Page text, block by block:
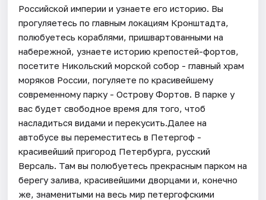
Российской империи и узнаете его историю. Вы
прогуляетесь по главным локациям Кронштадта,
полюбуетесь кораблями, пришвартованными на
набережной, узнаете историю крепостей-фортов,
посетите Никольский морской собор - главный храм
моряков России, погуляете по красивейшему
современному парку - Острову Фортов. В парке у
вас будет свободное время для того, чтоб
насладиться видами и перекусить.Далее на
автобусе вы переместитесь в Петергоф -
красивейший пригород Петербурга, русский
Версаль. Там вы полюбуетесь прекрасным парком на
берегу залива, красивейшими дворцами и, конечно
же, знаменитыми на весь мир петергофскими